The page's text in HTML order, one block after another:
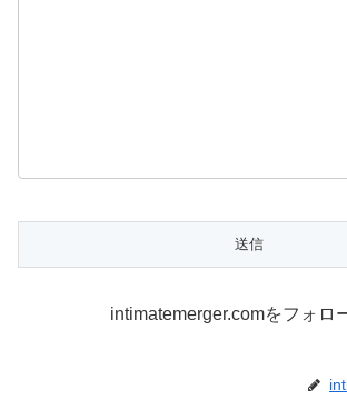
intimatemerger.comをフォロ